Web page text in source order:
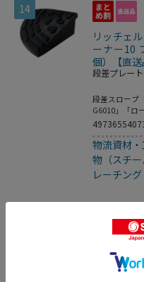
14
リッチェ
ーナー10
個）【直送
段差プレー
段差スロープ
G6010」「ロ
す。環境に配
物流資材
物（スチー
レーチング